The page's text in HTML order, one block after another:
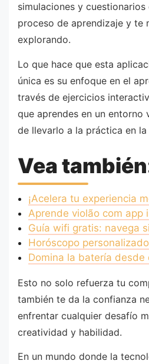
simulaciones y
proceso de aprendizaje y te
explorando.
Lo que hace que esta
única es su enfoque en el
través de ejercicios
que aprendes en un entorno
de llevarlo a la práctica en la
Vea
¡Acelera tu experiencia
Aprende violão com app
Guía wifi gratis: navega
Horóscopo
Domina la batería desde
Esto no solo refuerza tu
también te da la confianza
enfrentar cualquier desafío
creatividad y habilidad.
En un mundo donde la